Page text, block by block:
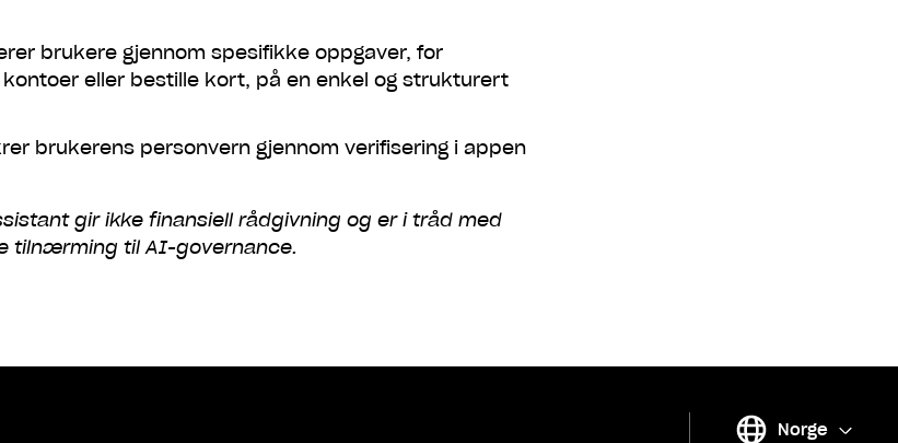
brukere gjennom spesifikke oppgaver, for
eller bestille kort, på en enkel og strukturert
brukerens personvern gjennom verifisering i appen
gir ikke finansiell rådgivning og er i tråd med
tilnærming til AI-governance.
Norge